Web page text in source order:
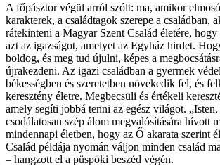
A főpásztor végül arról szólt: ma, amikor
karakterek, a családtagok szerepe a családban,
rátekinteni a Magyar Szent Család életére,
azt az igazságot, amelyet az Egyház hirdet.
boldog, és meg tud újulni, képes a
újrakezdeni. Az igazi családban a gyermek
békességben és szeretetben növekedik fel, és
keresztény életre. Megbecsüli és értékeli
amely segíti jobbá tenni az egész világot.
csodálatosan szép álom megvalósítására hívott
mindennapi életben, hogy az Ő akarata szerint
Család példája nyomán váljon minden család
– hangzott el a püspöki beszéd végén.